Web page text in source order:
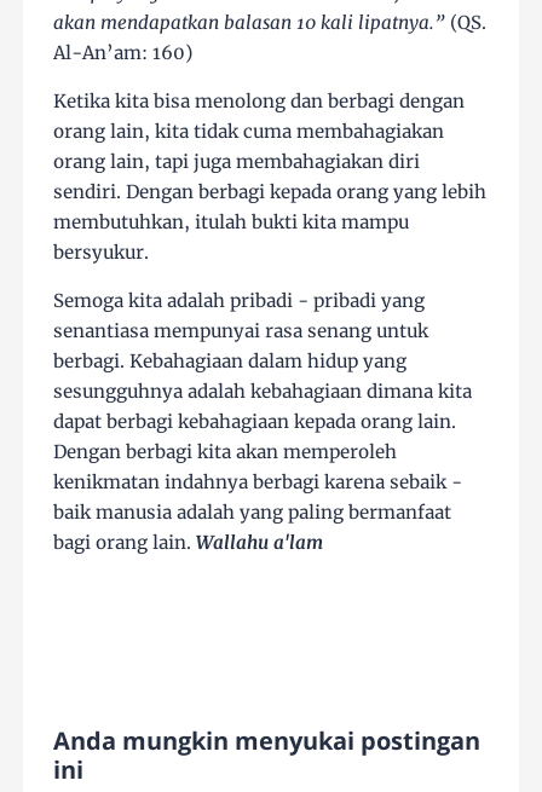
akan mendapatkan balasan 10 kali lipatnya.” (QS.
Al-An’am: 160)
Ketika kita bisa menolong dan berbagi dengan
orang lain, kita tidak cuma membahagiakan
orang lain, tapi juga membahagiakan diri
sendiri. Dengan berbagi kepada orang yang lebih
membutuhkan, itulah bukti kita mampu
bersyukur.
Semoga kita adalah pribadi - pribadi yang
senantiasa mempunyai rasa senang untuk
berbagi. Kebahagiaan dalam hidup yang
sesungguhnya adalah kebahagiaan dimana kita
dapat berbagi kebahagiaan kepada orang lain.
Dengan berbagi kita akan memperoleh
kenikmatan indahnya berbagi karena sebaik -
baik manusia adalah yang paling bermanfaat
bagi orang lain.Wallahu a'lam
Anda mungkin menyukai postingan
ini